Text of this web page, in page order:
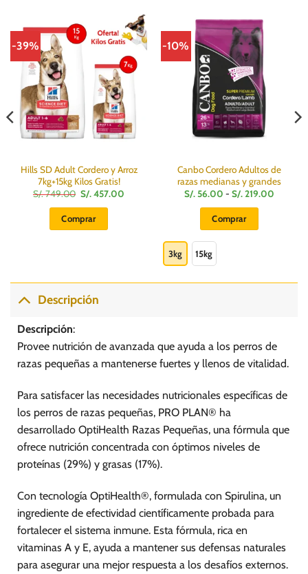
-39%
Hills SD Adult Cordero y Arroz
7kg+15kg Kilos Gratis!
S/.749.00 El
precio
original
era:
S/.
S/.457.00
Comprar
-10%
Canbo Cordero Adultos de
razas medianas y grandes
S/.56.00 - S/.219.00
Comprar
múltiples
pueden
elegir
la
página
de
3kg 15kg
Descripción
Descripción:
Provee nutrición de avanzada que ayuda a los perros de
razas pequeñas a mantenerse fuertes y llenos de vitalidad.
Para satisfacer las necesidades nutricionales específicas de
los perros de razas pequeñas, PRO PLAN® ha
desarrollado OptiHealth Razas Pequeñas, una fórmula que
ofrece nutrición concentrada con óptimos niveles de
proteínas (29%) y grasas (17%).
Con tecnología OptiHealth®, formulada con Spirulina, un
ingrediente de efectividad científicamente probada para
fortalecer el sistema inmune. Esta fórmula, rica en
vitaminas A y E, ayuda a mantener sus defensas naturales
para asegurar una mejor respuesta a los desafíos externos.